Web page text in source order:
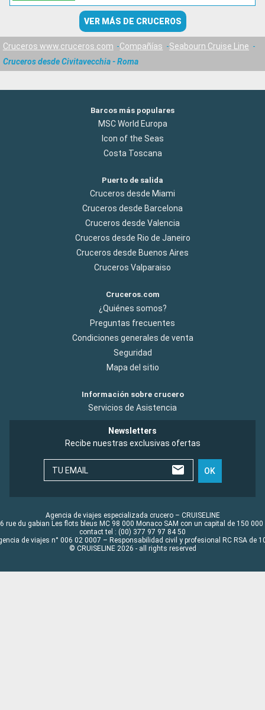
VER MÁS DE CRUCEROS
Cruceros www.cruceros.com Compañías
Seabourn Cruise Line
Cruceros desde Civitavecchia - Roma
Barcos más populares
MSC World Europa
Icon of the Seas
Costa Toscana
Puerto de salida
Cruceros desde Miami
Cruceros desde Barcelona
Cruceros desde Valencia
Cruceros desde Rio de Janeiro
Cruceros desde Buenos Aires
Cruceros Valparaiso
Cruceros.com
¿Quiénes somos?
Preguntas frecuentes
Condiciones generales de venta
Seguridad
Mapa del sitio
Información sobre crucero
Servicios de Asistencia
Newsletters
Recibe nuestras exclusivas ofertas
TU EMAIL OK
Agencia de viajes especializada crucero – CRUISELINE
rue du gabian Les flots bleus MC 98 000 Monaco SAM con un capital de 150 000
contact tel : (00) 377 97 97 84 50
de viajes n° 006 02 0007 – Responsabilidad civil y profesional RC RSA de
© CRUISELINE 2026 - all rights reserved